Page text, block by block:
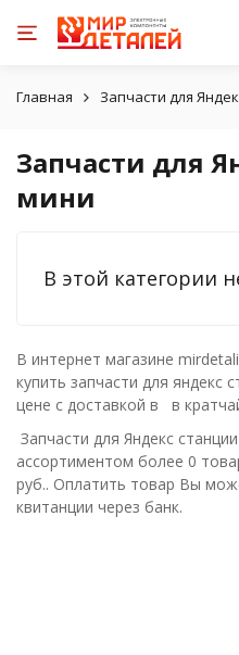
Главная Запчасти для
Запчасти для
мини
В этой категории
В интернет магазине
купить запчасти для яндекс
цене с доставкой в в
Запчасти для Яндекс
ассортиментом более 0
руб.. Оплатить товар Вы
квитанции через банк.